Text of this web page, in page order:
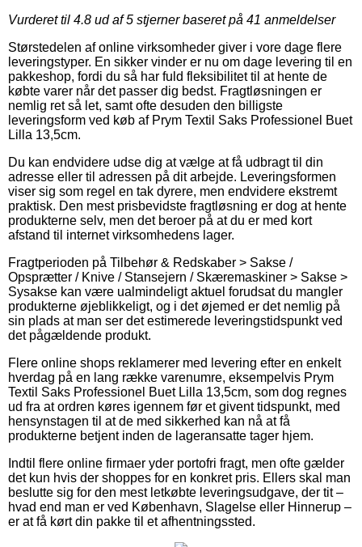
Vurderet til 4.8 ud af 5 stjerner baseret på 41 anmeldelser
Størstedelen af online virksomheder giver i vore dage flere
leveringstyper. En sikker vinder er nu om dage levering til en
pakkeshop, fordi du så har fuld fleksibilitet til at hente de
købte varer når det passer dig bedst. Fragtløsningen er
nemlig ret så let, samt ofte desuden den billigste
leveringsform ved køb af Prym Textil Saks Professionel Buet
Lilla 13,5cm.
Du kan endvidere udse dig at vælge at få udbragt til din
adresse eller til adressen på dit arbejde. Leveringsformen
viser sig som regel en tak dyrere, men endvidere ekstremt
praktisk. Den mest prisbevidste fragtløsning er dog at hente
produkterne selv, men det beroer på at du er med kort
afstand til internet virksomhedens lager.
Fragtperioden på Tilbehør & Redskaber > Sakse /
Opsprætter / Knive / Stansejern / Skæremaskiner > Sakse >
Sysakse kan være ualmindeligt aktuel forudsat du mangler
produkterne øjeblikkeligt, og i det øjemed er det nemlig på
sin plads at man ser det estimerede leveringstidspunkt ved
det pågældende produkt.
Flere online shops reklamerer med levering efter en enkelt
hverdag på en lang række varenumre, eksempelvis Prym
Textil Saks Professionel Buet Lilla 13,5cm, som dog regnes
ud fra at ordren køres igennem før et givent tidspunkt, med
hensynstagen til at de med sikkerhed kan nå at få
produkterne betjent inden de lageransatte tager hjem.
Indtil flere online firmaer yder portofri fragt, men ofte gælder
det kun hvis der shoppes for en konkret pris. Ellers skal man
beslutte sig for den mest letkøbte leveringsudgave, der tit –
hvad end man er ved København, Slagelse eller Hinnerup –
er at få kørt din pakke til et afhentningssted.